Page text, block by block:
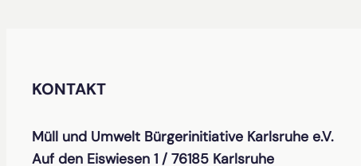
KONTAKT
Müll und Umwelt Bürgerinitiative Karlsruhe e.V.
Auf den Eiswiesen 1 / 76185 Karlsruhe